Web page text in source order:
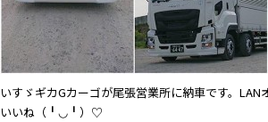
いすゞギカGカーゴが尾張営業所に納車です。
いいね（╹◡╹）♡